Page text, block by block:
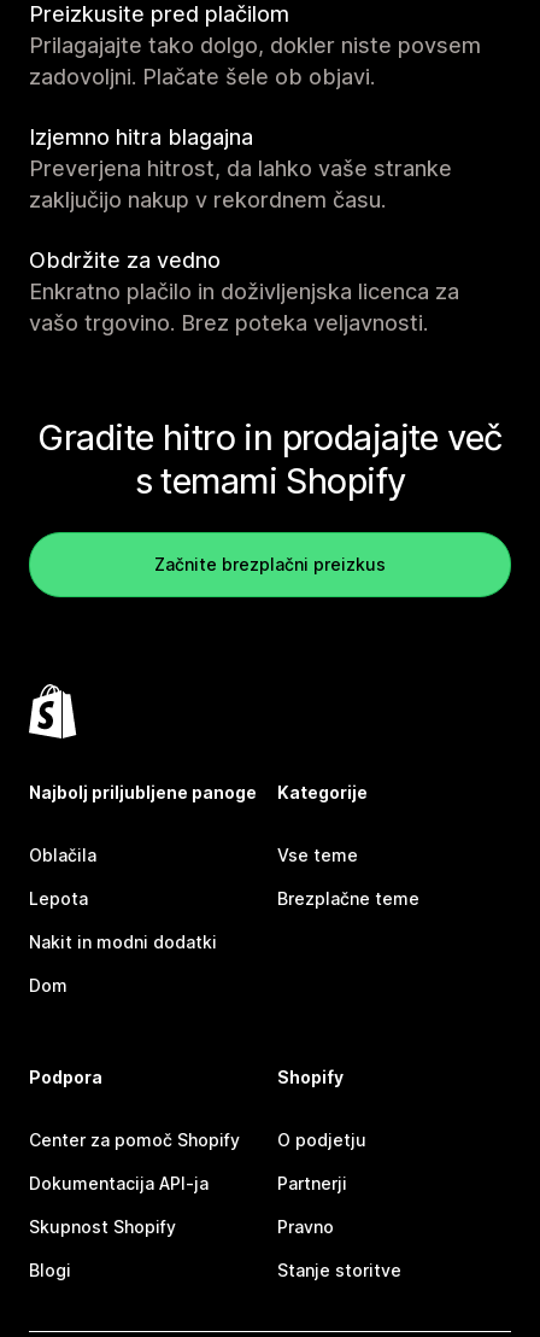
Preizkusite pred plačilom
Prilagajajte tako dolgo, dokler niste povsem
zadovoljni. Plačate šele ob objavi.
Izjemno hitra blagajna
Preverjena hitrost, da lahko vaše stranke
zaključijo nakup v rekordnem času.
Obdržite za vedno
Enkratno plačilo in doživljenjska licenca za
vašo trgovino. Brez poteka veljavnosti.
Gradite hitro in prodajajte več
s temami Shopify
Začnite brezplačni preizkus
Najbolj priljubljene panoge
Oblačila
Lepota
Nakit in modni dodatki
Dom
Kategorije
Vse teme
Brezplačne teme
Podpora
Center za pomoč Shopify
Dokumentacija API-ja
Skupnost Shopify
Blogi
Shopify
O podjetju
Partnerji
Pravno
Stanje storitve